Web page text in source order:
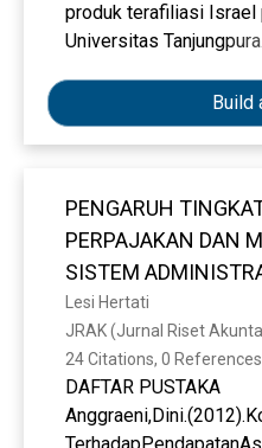
produk terafiliasi
Universitas
100 responden
pengambilan sampel
sampling, studi ini
(Î²=0.217, p=0.016) ,
p=0.000) , dan faktor
secara parsial dan
signifikan terhadap
terafiliasi Israel. Nilai
menunjukkan bahwa,
produk pada
Tanjungpura bahwa
produk terafiliasi Israel
Build
PENGARUH
PERPAJAKAN DAN
SISTEM
TERHADAP
ORANG PRIBADI
Lesi Hertati
JRAK (Jurnal Riset
24 Citations, 0 References
DAFTAR PUSTAKA